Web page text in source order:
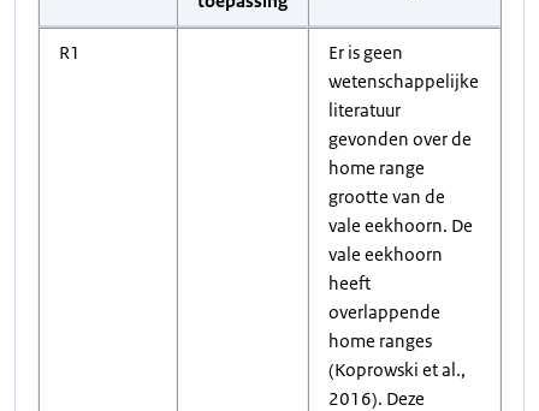
R1
Er is geen
wetenschappelijke
literatuur
gevonden over de
home range
grootte van de
vale eekhoorn. De
vale eekhoorn
heeft
overlappende
home ranges
(Koprowski et al.,
2016). Deze